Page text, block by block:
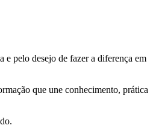
e pelo desejo de fazer a diferença em
que une conhecimento, prática